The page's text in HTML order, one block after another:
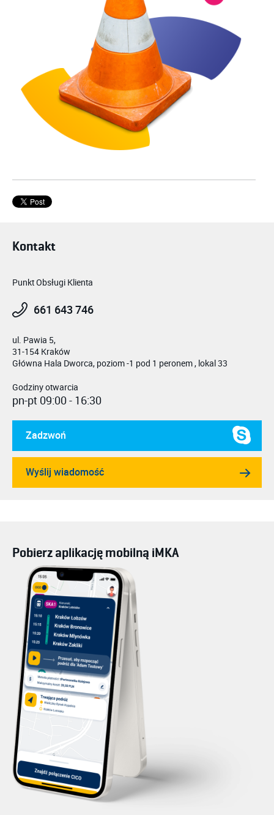
Kontakt
Punkt Obsługi Klienta
661 643 746
ul. Pawia 5,
31-154 Kraków
Główna Hala Dworca, poziom -1 pod 1 peronem , lokal 33
Godziny otwarcia
pn-pt 09:00 - 16:30
Zadzwoń
Wyślij wiadomość
Pobierz aplikację mobilną iMKA